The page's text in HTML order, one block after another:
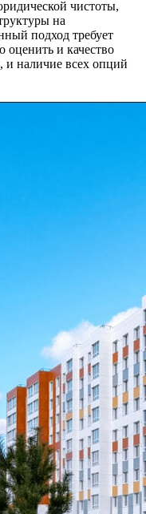
чистоты,
на
подход требует
оценить и качество
и наличие всех опций